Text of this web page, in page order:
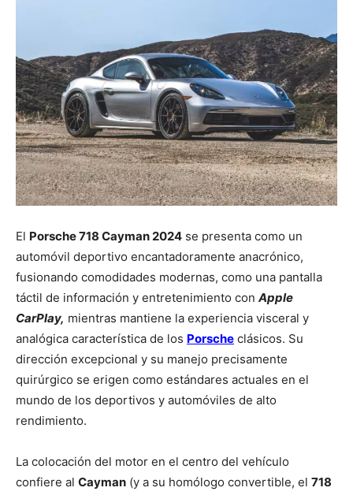
El Porsche 718 Cayman 2024 se presenta como un
automóvil deportivo encantadoramente anacrónico,
fusionando comodidades modernas, como una pantalla
táctil de información y entretenimiento con Apple
CarPlay, mientras mantiene la experiencia visceral y
analógica característica de los Porsche clásicos. Su
dirección excepcional y su manejo precisamente
quirúrgico se erigen como estándares actuales en el
mundo de los deportivos y automóviles de alto
rendimiento.
La colocación del motor en el centro del vehículo
confiere al Cayman (y a su homólogo convertible, el 718